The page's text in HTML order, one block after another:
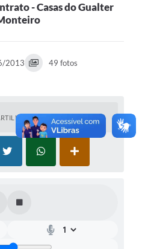
- Casas do Gualter
2013 49 fotos